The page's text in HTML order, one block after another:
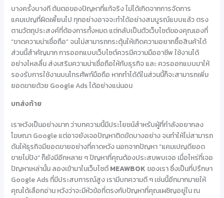
บางครั้งบางที ต้นตอของปัญหาที่แท้จริง ไม่ได้เกิดจากการจัดการ
แคมเปญที่ผิดเพี้ยนไป ทุกอย่างอาจจะทำได้อย่างสมบูรณ์แบบแล้ว ตรง
ตามวัตถุประสงค์ที่ต้องการทั้งหมด แต่กลับเป็นตัวเว็บไซต์ของคุณเองที่
“ขาดความน่าเชื่อถือ” จนไม่สามารถกระตุ้นให้เกิดความอยากซื้อสินค้าได้
ส่วนนี้สำคัญมาก การออกแบบเว็บไซต์ควรมีความมืออาชีพ ใช้งานได้
อย่างไหลลื่น ส่งเสริมความน่าเชื่อถือให้กับธุรกิจ และ ควรออกแบบมาให้
รองรับการใช้งานบนโทรศัพท์มือถือ หากทำได้ดีในส่วนนี้ก็จะสามารถเพิ่ม
ยอดขายด้วย Google Ads ได้อย่างแน่นอน
บทส่งท้าย
เราหวังเป็นอย่างมาก ว่าบทความนี้มีประโยชน์สำหรับผู้ที่กำลังอยากลง
โฆษณา Google แต่อาจยังเจอปัญหาติดขัดบางอย่าง จนทำให้ไม่สามารถ
ดันให้ธุรกิจมียอดขายอย่างที่คาดหวัง นอกจากปัญหา “แคมเปญดียอด
ขายไม่ปัง” ก็ยังมีอีกหลาย ๆ ปัญหาที่คุณต้องประสบพบเจอ เมื่อไหร่ที่เจอ
ปัญหาเหล่านั้น ลองเข้ามาในเว็บไซต์MEAWBOK ของเรา ซึ่งเป็นที่ปรึกษา
Google Ads ที่มีประสบการณ์สูง เรามีบทความดี ๆ เช่นนี้อีกมากมายให้
คุณได้เลือกอ่าน หวังว่าจะมีหัวข้อที่ตรงกับปัญหาที่คุณเผชิญอยู่ใน ณ